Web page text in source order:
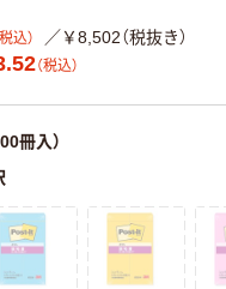
税込）
／￥8,502（税抜き）
（税込）
冊入）